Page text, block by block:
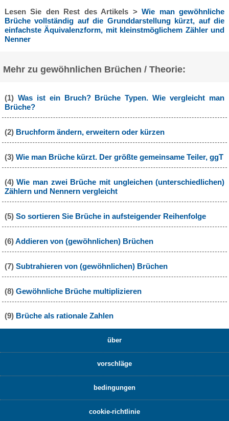
Lesen Sie den Rest des Artikels >Wie man gewöhnliche
Brüche vollständig auf die Grunddarstellung kürzt, auf die
einfachste Äquivalenzform, mit kleinstmöglichem Zähler und
Nenner
Mehr zu gewöhnlichen Brüchen / Theorie:
(1) Was ist ein Bruch? Brüche Typen. Wie vergleicht man
Brüche?
(2) Bruchform ändern, erweitern oder kürzen
(3) Wie man Brüche kürzt. Der größte gemeinsame Teiler, ggT
(4)Wie man zwei Brüche mit ungleichen (unterschiedlichen)
Zählern und Nennern vergleicht
(5) So sortieren Sie Brüche in aufsteigender Reihenfolge
(6)Addieren von (gewöhnlichen) Brüchen
(7) Subtrahieren von (gewöhnlichen) Brüchen
(8) Gewöhnliche Brüche multiplizieren
(9) Brüche als rationale Zahlen
über
vorschläge
bedingungen
cookie-richtlinie